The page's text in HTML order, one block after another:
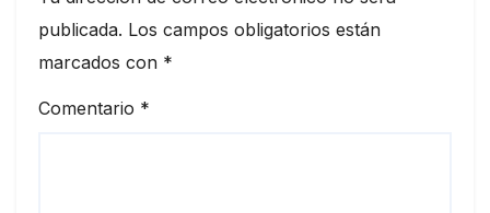
publicada. Los campos obligatorios están
marcados con *
Comentario *